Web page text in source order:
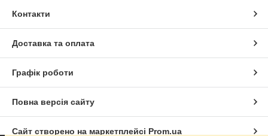
Контакти
Доставка та оплата
Графік роботи
Повна версія сайту
Сайт створено на маркетплейсі Prom.ua